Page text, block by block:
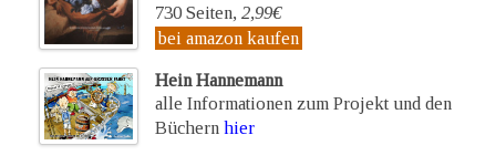
730 Seiten, 2,99€
bei amazon kaufen
Hein Hannemann
alle Informationen zum Projekt und den
Büchern hier